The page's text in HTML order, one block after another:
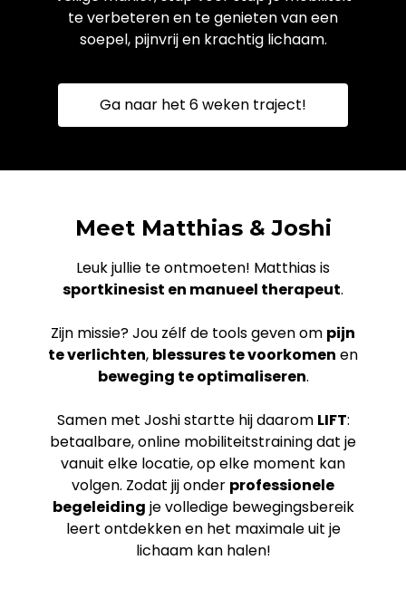
te verbeteren en te genieten van een
soepel, pijnvrij en krachtig lichaam.
Ga naar het 6 weken traject!
Meet Matthias & Joshi
Leuk jullie te ontmoeten! Matthias is
sportkinesist en manueel therapeut.
Zijn missie? Jou zélf de tools geven om pijn
te verlichten, blessures te voorkomen en
beweging te optimaliseren.
Samen met Joshi startte hij daarom LIFT:
betaalbare, online mobiliteitstraining dat je
vanuit elke locatie, op elke moment kan
volgen. Zodat jij onder professionele
begeleiding je volledige bewegingsbereik
leert ontdekken en het maximale uit je
lichaam kan halen!